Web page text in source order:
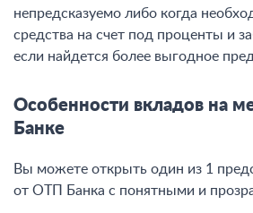
непредсказуемо либо когда
средства на счет под проценты и
если найдется более выгодное
Особенности вкладов на
Банке
Вы можете открыть один из 1
от ОТП Банка с понятными и